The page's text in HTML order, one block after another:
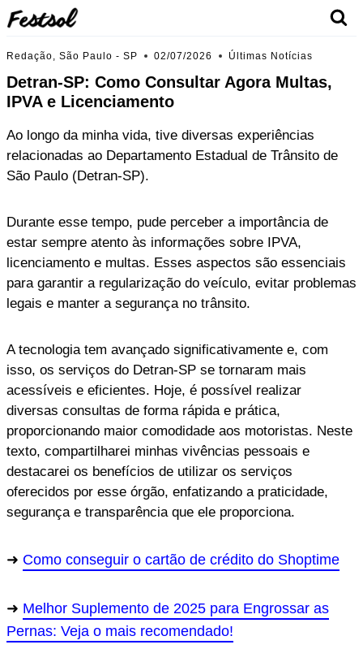
Skip
to
content
Redação, São Paulo - SP 02/07/2026 Últimas Notícias
Detran-SP: Como Consultar Agora Multas,
IPVA e Licenciamento
Ao longo da minha vida, tive diversas experiências
relacionadas ao Departamento Estadual de Trânsito de
São Paulo (Detran-SP).
Durante esse tempo, pude perceber a importância de
estar sempre atento às informações sobre IPVA,
licenciamento e multas. Esses aspectos são essenciais
para garantir a regularização do veículo, evitar problemas
legais e manter a segurança no trânsito.
A tecnologia tem avançado significativamente e, com
isso, os serviços do Detran-SP se tornaram mais
acessíveis e eficientes. Hoje, é possível realizar
diversas consultas de forma rápida e prática,
proporcionando maior comodidade aos motoristas. Neste
texto, compartilharei minhas vivências pessoais e
destacarei os benefícios de utilizar os serviços
oferecidos por esse órgão, enfatizando a praticidade,
segurança e transparência que ele proporciona.
Como conseguir o cartão de crédito do Shoptime
Melhor Suplemento de 2025 para Engrossar as
Pernas: Veja o mais recomendado!